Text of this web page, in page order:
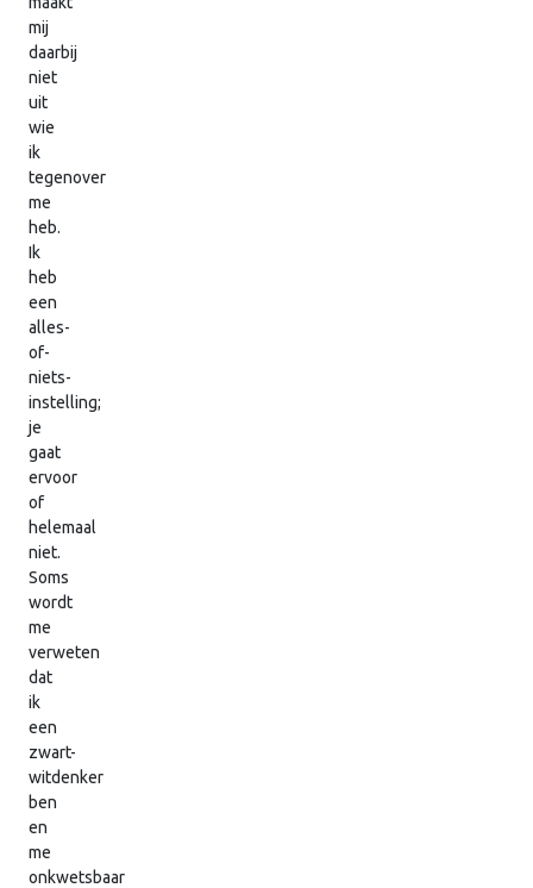
mij
daarbij
niet
uit
wie
ik
tegenover
me
heb.
Ik
heb
een
alles-
of-
niets-
instelling;
je
gaat
ervoor
of
helemaal
niet.
Soms
wordt
me
verweten
dat
ik
een
zwart-
witdenker
ben
en
me
onkwetsbaar